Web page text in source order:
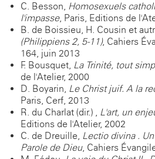
C. Besson, Homosexuels
l'impasse, Paris, Editions de
B. de Boissieu, H. Cousin et
(Philippiens 2, 5-11), Cahiers
164, juin 2013
F. Bousquet, La Trinité, tout
de l'Atelier, 2000
D. Boyarin, Le Christ juif. A la
Paris, Cerf, 2013
R. du Charlat (dir.) , L'art, un
Editions de l'Atelier, 2002
C. de Dreuille, Lectio divina .
Parole de Dieu, Cahiers